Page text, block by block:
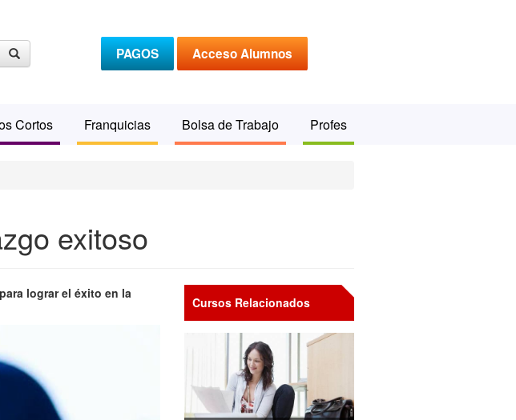
PAGOS Acceso Alumnos
Cortos Franquicias Bolsa de Trabajo Profes
exitoso
lograr el éxito en la
Cursos Relacionados